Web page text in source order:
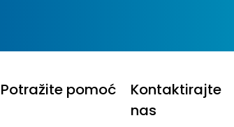
Potražite pomoć
Kontaktirajte
nas